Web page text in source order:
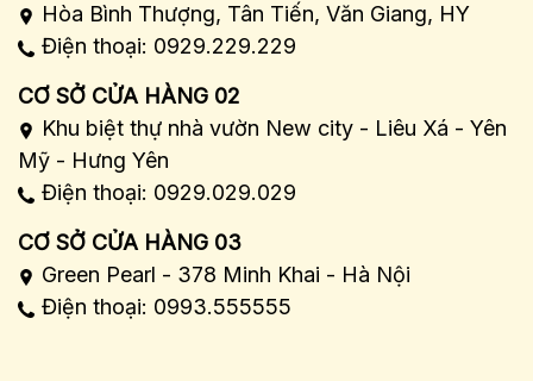
Hòa Bình Thượng, Tân Tiến, Văn Giang, HY
Điện thoại: 0929.229.229
CƠ SỞ CỬA HÀNG 02
Khu biệt thự nhà vườn New city - Liêu Xá - Yên
Mỹ - Hưng Yên
Điện thoại: 0929.029.029
CƠ SỞ CỬA HÀNG 03
Green Pearl - 378 Minh Khai - Hà Nội
Điện thoại: 0993.555555